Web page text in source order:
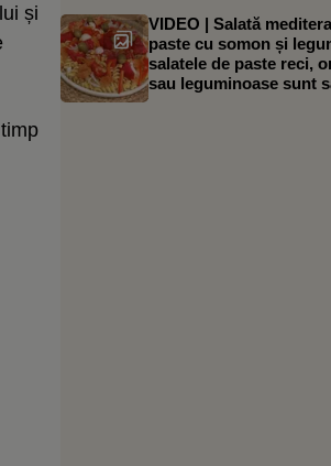
și
VIDEO | Salată
paste cu somon și
salatele de paste reci,
sau leguminoase sunt